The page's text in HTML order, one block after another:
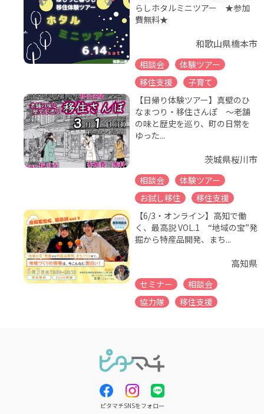
らしホタルミニツアー ★参加
費無料★
和歌山県橋本市
相談会
体験ツアー
移住支援
子育て
【日帰り体験ツアー】真壁のひ
なまつり・移住さんぽ ～老舗
の味と歴史を巡り、町の日常を
ゆった...
茨城県桜川市
相談会
体験ツアー
お試し移住
移住支援
【6/3・オンライン】高知で働
く、最高説 VOL.1 “地域の宝”発
掘から特産品開発、まち...
高知県
セミナー
相談会
協力隊
移住支援
ピタマチSNSをフォロー